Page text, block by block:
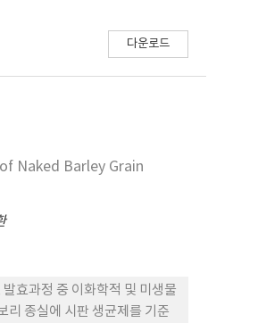
다운로드
Naked Barley Grain
효과정 중 이화학적 및 미생물
리 종실에 시판 생균제를 기준